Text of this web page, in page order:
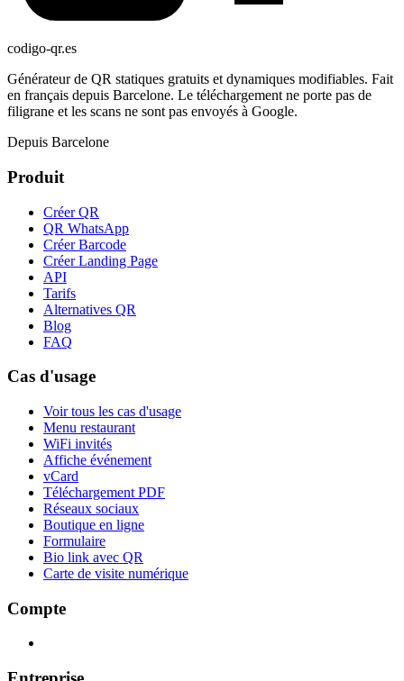
codigo-qr.es
Générateur de QR statiques gratuits et dynamiques modifiables. Fait
en français depuis Barcelone. Le téléchargement ne porte pas de
filigrane et les scans ne sont pas envoyés à Google.
Depuis Barcelone
Produit
Créer QR
QR WhatsApp
Créer Barcode
Créer Landing Page
API
Tarifs
Alternatives QR
Blog
FAQ
Cas d'usage
Voir tous les cas d'usage
Menu restaurant
WiFi invités
Affiche événement
vCard
Téléchargement PDF
Réseaux sociaux
Boutique en ligne
Formulaire
Bio link avec QR
Carte de visite numérique
Compte